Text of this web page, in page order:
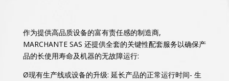
作为提供高品质设备的富有责任感的制造商,
MARCHANTE SAS 还提供全套的关键性配套服务以确保产
品的长使用寿命及机器的无故障运行:
Ø现有生产线或设备的升级: 延长产品的正常运行时间- 生